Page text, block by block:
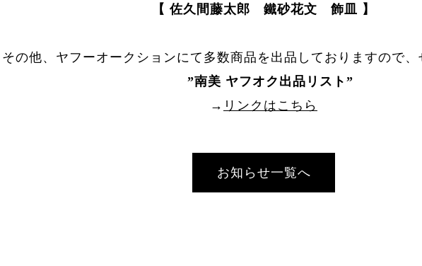
【 佐久間藤太郎 鐵砂花文 飾皿 】
その他、ヤフーオークションにて多数商品を出品しておりますので、
”南美 ヤフオク出品リスト ”
→ リンクはこちら
お知らせ一覧へ